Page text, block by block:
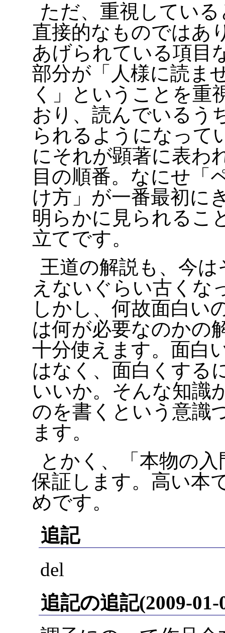
ただ、重視してい
直接的なものではあ
あげられている項目
部分が「人様に読ま
く」ということを重
おり、読んでいるう
られるようになって
にそれが顕著に表わ
目の順番。なにせ「
け方」が一番最初に
明らかに見られるこ
立てです。
王道の解説も、今
えないぐらい古くな
しかし、何故面白い
は何が必要なのかの
十分使えます。面白
はなく、面白くする
いいか。そんな知識
のを書くという意識
ます。
とかく、「本物の
保証します。高い本
めです。
追記
del
追記の追記(2009-01-